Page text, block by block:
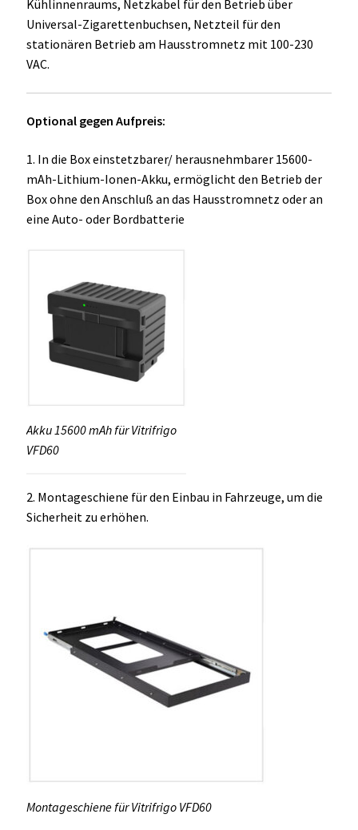
Kühlinnenraums, Netzkabel für den Betrieb über
Universal-Zigarettenbuchsen, Netzteil für den
stationären Betrieb am Hausstromnetz mit 100-230
VAC.
Optional gegen Aufpreis:
1. In die Box einstetzbarer/ herausnehmbarer 15600-
mAh-Lithium-Ionen-Akku, ermöglicht den Betrieb der
Box ohne den Anschluß an das Hausstromnetz oder an
eine Auto- oder Bordbatterie
Akku 15600 mAh für Vitrifrigo
VFD60
2. Montageschiene für den Einbau in Fahrzeuge, um die
Sicherheit zu erhöhen.
Montageschiene für Vitrifrigo VFD60